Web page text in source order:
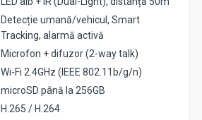
Detecție umană/vehicul, Smart
Tracking, alarmă activă
Microfon + difuzor (2-way talk)
Wi-Fi 2.4GHz (IEEE 802.11b/g/n)
microSD până la 256GB
H.265 / H.264